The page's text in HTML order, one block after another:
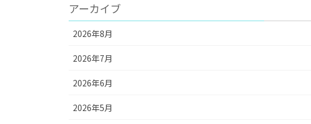
アーカイブ
2026年8月
2026年7月
2026年6月
2026年5月